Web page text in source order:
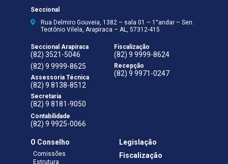
Seccional
Rua Delmiro Gouveia, 1382 – sala 01 – 1°andar – Sen.
Teotônio Vilela, Arapiraca – AL, 57312-415
Seccional Arapiraca
(82) 3521-5046
(82) 9 9999-8625
Assessoria Técnica
(82) 9 8138-8512
Secretaria
(82) 9 8181-9050
Contabilidade
(82) 9 9925-0066
Fiscalização
(82) 9 9999-8624
Recepção
(82) 9 9971-0247
O Conselho
Comissões
Estrutura
Legislação
Fiscalização